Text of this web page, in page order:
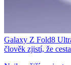
Galaxy Z Fold8
člověk zjistí, že